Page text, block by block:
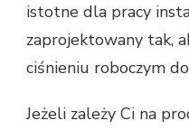
istotne dla pracy
zaprojektowany tak,
ciśnieniu roboczym do
Jeżeli zależy Ci na